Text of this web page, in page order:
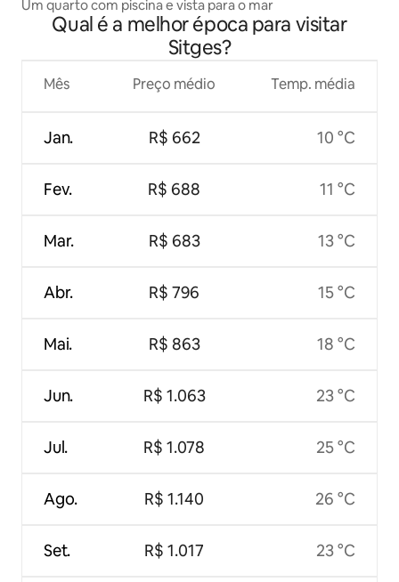
Um quarto com piscina e vista para o mar
Qual é a melhor época para visitar
Sitges?
Mês
Jan.
Fev.
Mar.
Abr.
Mai.
Jun.
Jul.
Ago.
Set.
Preço médio
R$ 662
R$ 688
R$ 683
R$ 796
R$ 863
R$ 1.063
R$ 1.078
R$ 1.140
R$ 1.017
Temp. média
10 °C
11 °C
13 °C
15 °C
18 °C
23 °C
25 °C
26 °C
23 °C